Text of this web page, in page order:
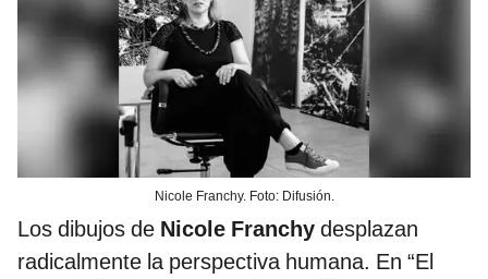
Nicole Franchy. Foto: Difusión.
Los dibujos de Nicole Franchy desplazan
radicalmente la perspectiva humana. En “El